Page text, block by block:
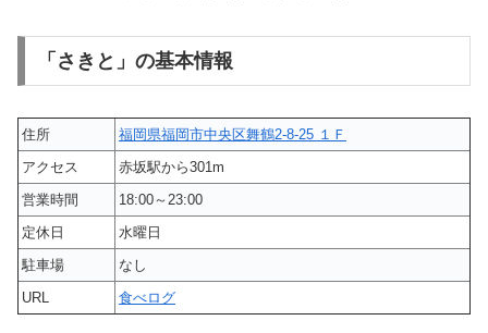
「さきと」の基本情報
住所
福岡県福岡市中央区舞鶴2-8-25 １Ｆ
アクセス
赤坂駅から301m
営業時間
18:00～23:00
定休日
水曜日
駐車場
なし
URL
食べログ